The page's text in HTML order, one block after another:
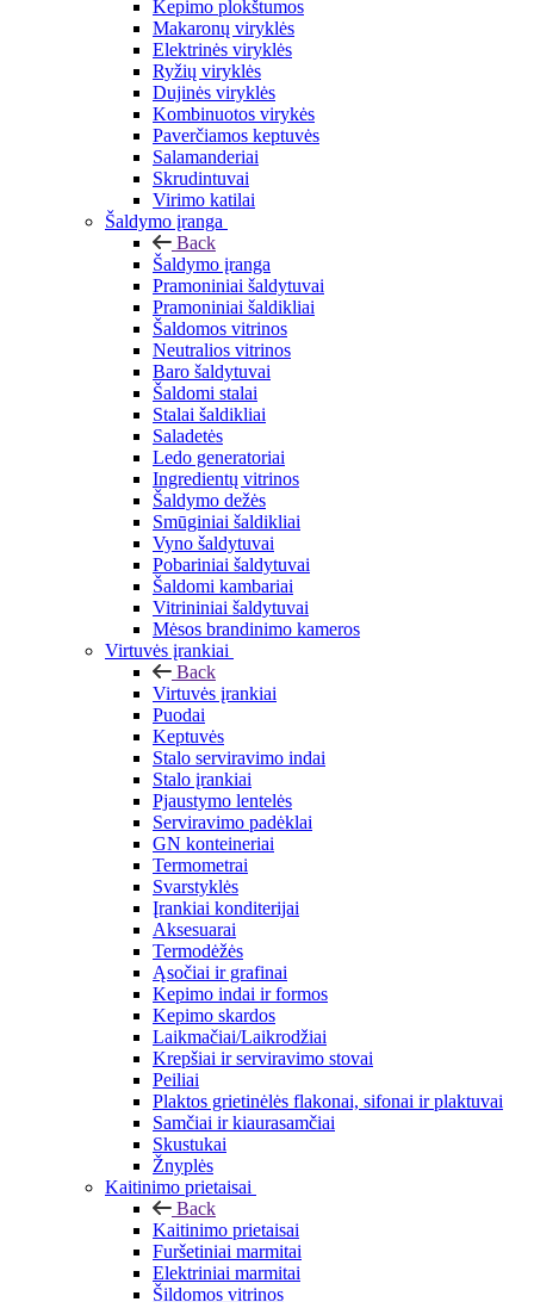
Kepimo plokštumos
Makaronų viryklės
Elektrinės viryklės
Ryžių viryklės
Dujinės viryklės
Kombinuotos virykės
Paverčiamos keptuvės
Salamanderiai
Skrudintuvai
Virimo katilai
Šaldymo įranga
Back
Šaldymo įranga
Pramoniniai šaldytuvai
Pramoniniai šaldikliai
Šaldomos vitrinos
Neutralios vitrinos
Baro šaldytuvai
Šaldomi stalai
Stalai šaldikliai
Saladetės
Ledo generatoriai
Ingredientų vitrinos
Šaldymo dežės
Smūginiai šaldikliai
Vyno šaldytuvai
Pobariniai šaldytuvai
Šaldomi kambariai
Vitrininiai šaldytuvai
Mėsos brandinimo kameros
Virtuvės įrankiai
Back
Virtuvės įrankiai
Puodai
Keptuvės
Stalo serviravimo indai
Stalo įrankiai
Pjaustymo lentelės
Serviravimo padėklai
GN konteineriai
Termometrai
Svarstyklės
Įrankiai konditerijai
Aksesuarai
Termodėžės
Ąsočiai ir grafinai
Kepimo indai ir formos
Kepimo skardos
Laikmačiai/Laikrodžiai
Krepšiai ir serviravimo stovai
Peiliai
Plaktos grietinėlės flakonai, sifonai ir plaktuvai
Samčiai ir kiaurasamčiai
Skustukai
Žnyplės
Kaitinimo prietaisai
Back
Kaitinimo prietaisai
Furšetiniai marmitai
Elektriniai marmitai
Šildomos vitrinos